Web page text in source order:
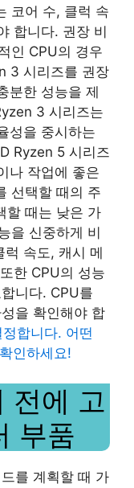
코어 수, 클럭 속
합니다. 권장 비
인 CPU의 경우
3 시리즈를 권장
분한 성능을 제
3 시리즈는
성을 중시하는
Ryzen 5 시리즈
나 작업에 좋은
선택할 때의 주
할 때는 낮은 가
을 신중하게 비
럭 속도, 캐시 메
한 CPU의 성능
니다. CPU를
을 확인해야 합
합니다. 어떤
인하세요!
전에 고
부품
를 계획할 때 가